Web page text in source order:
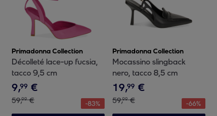
Primadonna Collection
Décolleté lace-up fucsia,
tacco 9,5 cm
9,99 €
59,99 € -83%
Primadonna Collection
Mocassino slingback
nero, tacco 8,5 cm
19,99 €
59,99 € -66%